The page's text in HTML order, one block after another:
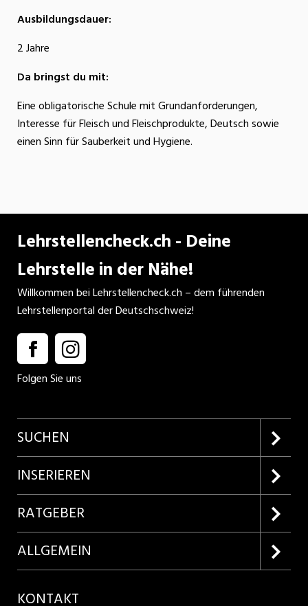
Ausbildungsdauer:
2 Jahre
Da bringst du mit:
Eine obligatorische Schule mit Grundanforderungen,
Interesse für Fleisch und Fleischprodukte, Deutsch sowie
einen Sinn für Sauberkeit und Hygiene.
Lehrstellencheck.ch - Deine
Lehrstelle in der Nähe!
Willkommen bei Lehrstellencheck.ch – dem führenden
Lehrstellenportal der Deutschschweiz!
Folgen Sie uns
SUCHEN
Firmenprofile entdecken
Lehrstellen suchen
INSERIEREN
Kundenlogin
Inserieren
Produkte
RATGEBER
Lehrberufe entdecken
ALLGEMEIN
KONTAKT